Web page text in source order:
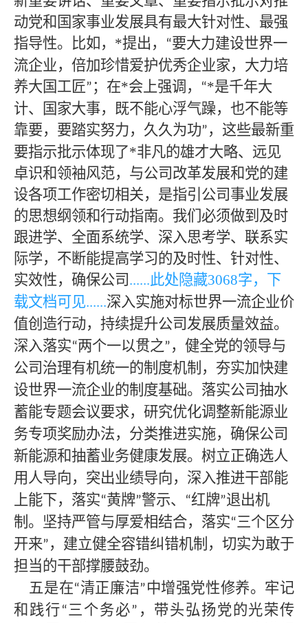
动党和国家事业发展具有最大针对性、最强
指导性。比如， *提出， “要大力建设世界一
流企业，倍加珍惜爱护优秀企业家，大力培
养大国工匠”；在*会上强调， “*是千年大
计、国家大事，既不能心浮气躁，也不能等
靠要，要踏实努力，久久为功”，这些最新重
要指示批示体现了*非凡的雄才大略、远见
卓识和领袖风范，与公司改革发展和党的建
设各项工作密切相关，是指引公司事业发展
的思想纲领和行动指南。我们必须做到及时
跟进学、全面系统学、深入思考学、联系实
际学，不断能提高学习的及时性、针对性、
实效性，确保公司......此处隐藏3068字，下
载文档可见......深入实施对标世界一流企业价
值创造行动，持续提升公司发展质量效益。
深入落实“两个一以贯之”，健全党的领导与
公司治理有机统一的制度机制，夯实加快建
设世界一流企业的制度基础。落实公司抽水
蓄能专题会议要求，研究优化调整新能源业
务专项奖励办法，分类推进实施，确保公司
新能源和抽蓄业务健康发展。树立正确选人
用人导向，突出业绩导向，深入推进干部能
上能下，落实“黄牌”警示、 “红牌”退出机
制。坚持严管与厚爱相结合，落实“三个区分
开来”，建立健全容错纠错机制，切实为敢于
担当的干部撑腰鼓劲。
五是在“清正廉洁”中增强党性修养。牢记
和践行“三个务必” ，带头弘扬党的光荣传